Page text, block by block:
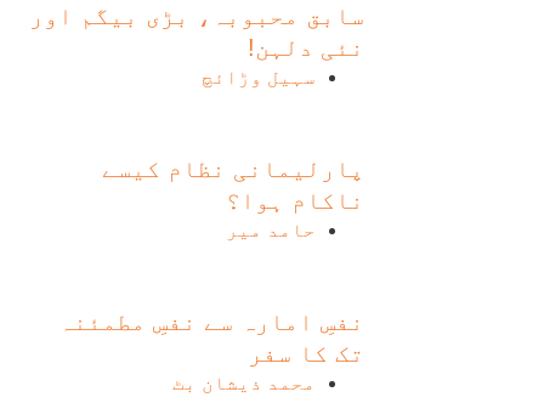
سابق محبوبہ، بڑی بیگم اور
نئی دلہن!
سہیل وڑائچ
پارلیمانی نظام کیسے
ناکام ہوا؟
حامد میر
نفسِ امارہ سے نفسِ مطمئنہ
تک کا سفر
محمد ذیشان بٹ